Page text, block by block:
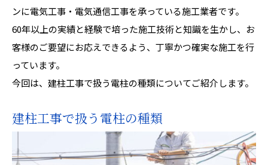
ンに電気工事・電気通信工事を承っている施工業者です。
60年以上の実績と経験で培った施工技術と知識を生かし、お
客様のご要望にお応えできるよう、丁寧かつ確実な施工を行
っています。
今回は、建柱工事で扱う電柱の種類についてご紹介します。
建柱工事で扱う電柱の種類